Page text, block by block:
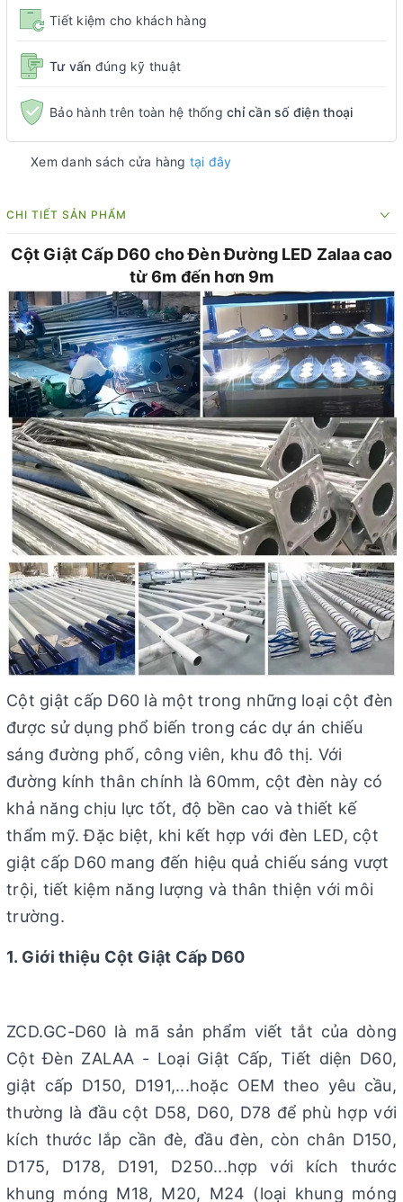
Tiết kiệm cho khách hàng
Tư vấn đúng kỹ thuật
Bảo hành trên toàn hệ thống chỉ cần số điện thoại
Xem danh sách cửa hàng tại đây
CHI TIẾT SẢN PHẨM
Cột Giật Cấp D60 cho Đèn Đường LED Zalaa cao
từ 6m đến hơn 9m
Cột giật cấp D60 là một trong những loại cột đèn
được sử dụng phổ biến trong các dự án chiếu
sáng đường phố, công viên, khu đô thị. Với
đường kính thân chính là 60mm, cột đèn này có
khả năng chịu lực tốt, độ bền cao và thiết kế
thẩm mỹ. Đặc biệt, khi kết hợp với đèn LED, cột
giật cấp D60 mang đến hiệu quả chiếu sáng vượt
trội, tiết kiệm năng lượng và thân thiện với môi
trường.
1. Giới thiệu Cột Giật Cấp D60
ZCD.GC-D60 là mã sản phẩm viết tắt của dòng
Cột Đèn ZALAA - Loại Giật Cấp, Tiết diện D60,
giật cấp D150, D191,...hoặc OEM theo yêu cầu,
thường là đầu cột D58, D60, D78 để phù hợp với
kích thước lắp cần đè, đầu đèn, còn chân D150,
D175, D178, D191, D250...hợp với kích thước
khung móng M18, M20, M24 (loại khung móng